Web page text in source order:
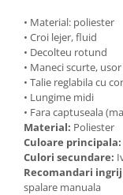
• Material: poliester
• Croi lejer, fluid
• Decolteu rotund
• Maneci scurte,
• Talie reglabila cu
• Lungime midi
• Fara captuseala
Material: Poliester
Culoare principala:
Culori secundare:
Recomandari
spalare manuala